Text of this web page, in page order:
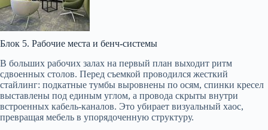
Блок 5. Рабочие места и бенч-системы
В больших рабочих залах на первый план выходит ритм
сдвоенных столов. Перед съемкой проводился жесткий
стайлинг: подкатные тумбы выровнены по осям, спинки кресел
выставлены под единым углом, а провода скрыты внутри
встроенных кабель-каналов. Это убирает визуальный хаос,
превращая мебель в упорядоченную структуру.